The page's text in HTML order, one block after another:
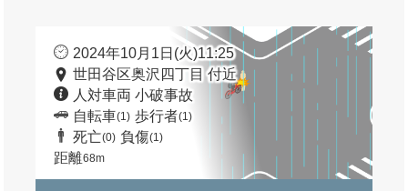
2024年10月1日(火)11:25
世田谷区奥沢四丁目 付近
人対車両 小破事故
自転車(1) 歩行者(1)
死亡(0) 負傷(1)
距離68m